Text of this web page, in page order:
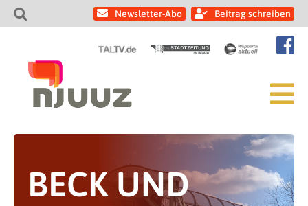
Newsletter-Abo Beitrag schreiben
BECK UND